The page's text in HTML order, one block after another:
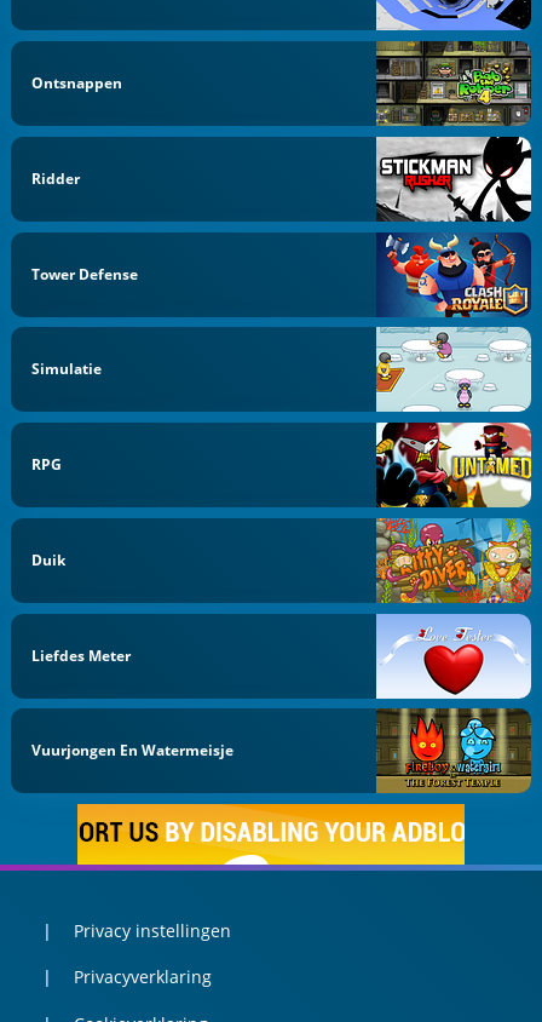
Ontsnappen
Ridder
Tower Defense
Simulatie
RPG
Duik
Liefdes Meter
Vuurjongen En Watermeisje
Privacy instellingen
Privacyverklaring